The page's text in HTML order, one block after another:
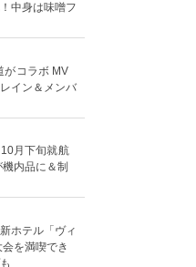
中身は味噌フ
がコラボ MV
イン＆メンバ
月下旬就航
内品に＆制
ホテル「ヴィ
を満喫でき